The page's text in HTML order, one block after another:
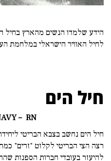
הידע שלמדו הנשים מהארץ בחיל
לחיל האוויר הישראלי במלחמת
חיל הים
– RN
חיל הים נחשב בצבא הבריטי
רצה הצי הבריטי לקלוט "זרים"
להיעזר בעובדי חברות הספנות